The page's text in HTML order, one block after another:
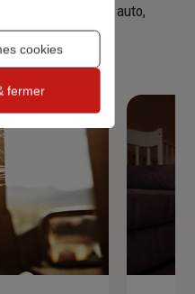
d'assurance, auto,
immobilier.
cookies
fermer